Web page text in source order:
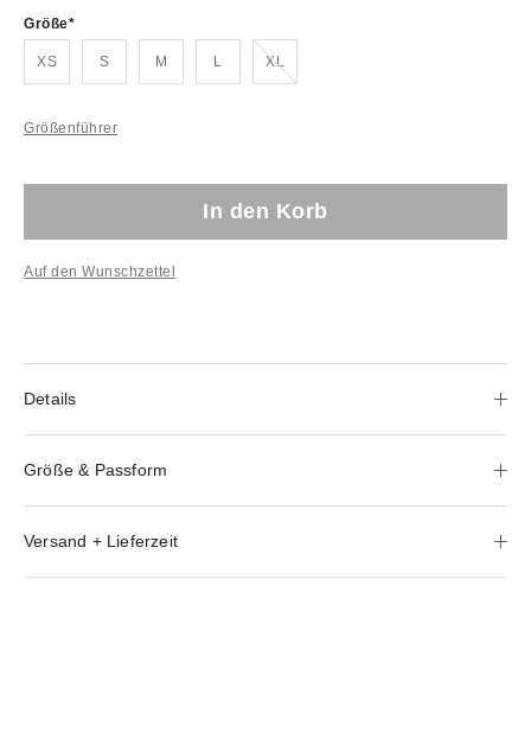
Größe
XS S M L XLAusverkauft!
Größenführer
In den Korb
Auf den Wunschzettel
Details
Größe & Passform
Versand + Lieferzeit